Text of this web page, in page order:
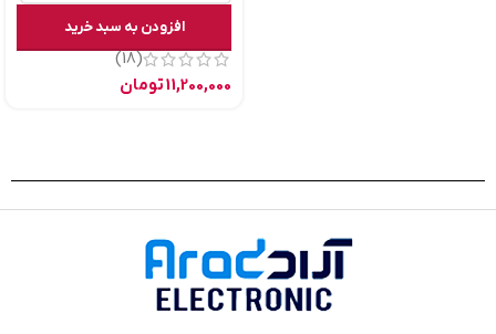
افزودن به سبد خرید
(18)
11,200,000تومان